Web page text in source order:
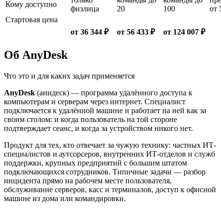
Кому доступно
физлица
20
100
от
Стартовая цена
от 36 344 ₽
от 56 433 ₽ от 124 007 ₽
Об AnyDesk
Что это и для каких задач применяется
AnyDesk (анидеск) — программа удалённого доступа к
компьютерам и серверам через интернет. Специалист
подключается к удалённой машине и работает на ней как за
своим столом: и когда пользователь на той стороне
подтверждает сеанс, и когда за устройством никого нет.
Продукт для тех, кто отвечает за чужую технику: частных ИТ-
специалистов и аутсорсеров, внутренних ИТ-отделов и служб
поддержки, крупных предприятий с большим штатом
подключающихся сотрудников. Типичные задачи — разбор
инцидента прямо на рабочем месте пользователя,
обслуживание серверов, касс и терминалов, доступ к офисной
машине из дома или командировки.